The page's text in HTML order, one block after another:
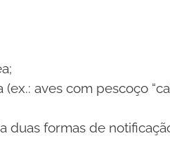
aves com pescoço
duas formas de